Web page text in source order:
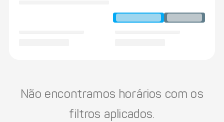
Não encontramos horários com os
filtros aplicados.